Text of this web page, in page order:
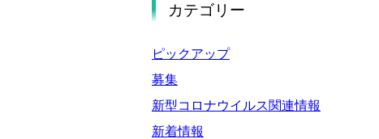
2025年8月
カテゴリー
ピックアップ
募集
新型コロナウイルス関連情報
新着情報